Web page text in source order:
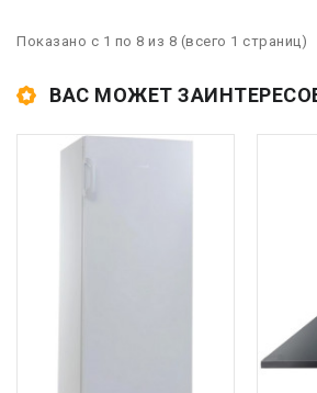
Показано с 1 по 8 из 8 (всего 1 страниц)
ВАС МОЖЕТ